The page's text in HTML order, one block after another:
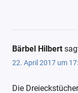
Bärbel Hilbert
22. April 2017 um
Die